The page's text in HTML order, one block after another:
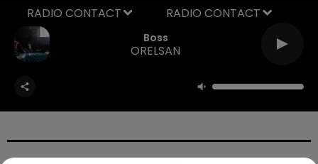
Boss
ORELSAN
RADIO CONTACT